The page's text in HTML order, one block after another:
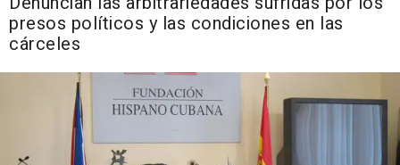
presos políticos y las condiciones en las
cárceles